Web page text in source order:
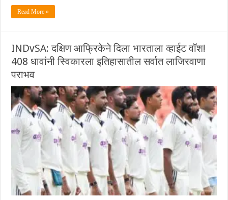
Read More »
INDvSA: दक्षिण आफ्रिकेने दिला भारताला व्हाईट वॉश!
408 धावांनी स्विकारला इतिहासातील सर्वात लाजिरवाणा
पराभव